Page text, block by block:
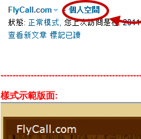
樣式示範版面: